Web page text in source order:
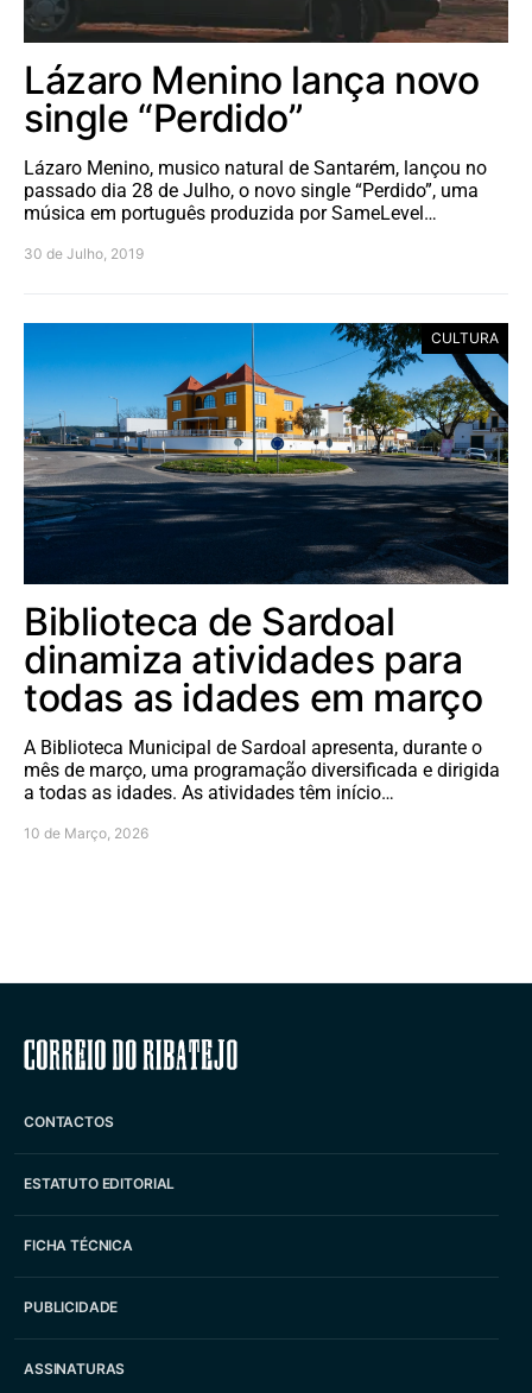
Lázaro Menino lança novo
single “Perdido”
Lázaro Menino, musico natural de Santarém, lançou no
passado dia 28 de Julho, o novo single “Perdido”, uma
música em português produzida por SameLevel…
30 de Julho, 2019
CULTURA
Biblioteca de Sardoal
dinamiza atividades para
todas as idades em março
A Biblioteca Municipal de Sardoal apresenta, durante o
mês de março, uma programação diversificada e dirigida
a todas as idades. As atividades têm início…
10 de Março, 2026
Correio do Ribatejo
CONTACTOS
ESTATUTO EDITORIAL
FICHA TÉCNICA
PUBLICIDADE
ASSINATURAS